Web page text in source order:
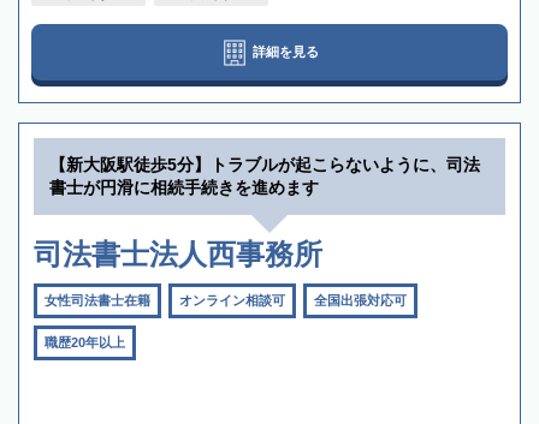
詳細を見る
【新大阪駅徒歩5分】トラブルが起こらないように、司法
書士が円滑に相続手続きを進めます
司法書士法人西事務所
女性司法書士在籍 オンライン相談可 全国出張対応可
職歴20年以上